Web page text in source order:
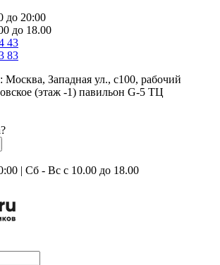
до 20:00
до 18.00
43
83
Москва, Западная ул., с100, рабочий
(этаж -1) павильон G-5 ТЦ
| Сб - Вс с 10.00 до 18.00